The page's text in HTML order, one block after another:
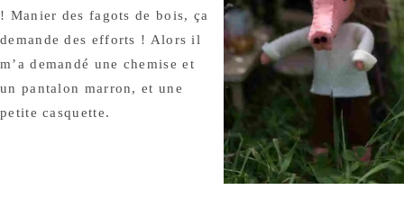
! Manier des fagots de bois, ça
demande des efforts ! Alors il
m’a demandé une chemise et
un pantalon marron, et une
petite casquette.